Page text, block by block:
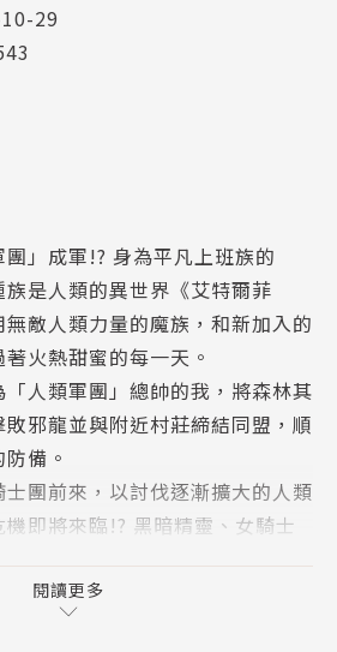
29
」成軍!? 身為平凡上班族的
是人類的異世界《艾特爾菲
敵人類力量的魔族，和新加入的
火熱甜蜜的每一天。
人類軍團」總帥的我，將森林其
邪龍並與附近村莊締結同盟，順
備。
團前來，以討伐逐漸擴大的人類
即將來臨!? 黑暗精靈、女騎士
第３集！
閱讀更多